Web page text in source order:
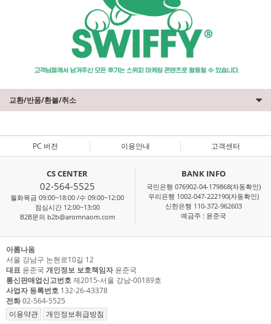
교환/반품/환불/취소
PC 버전 이용안내 고객센터
CS CENTER
02-564-5525
월화목금 09:00~18:00 /수 09:00~12:00
점심시간 12:00~13:00
B2B문의 b2b@aromnaom.com
BANK INFO
국민은행 076902-04-179868(자동확인)
우리은행 1002-047-222190(자동확인)
신한은행 110-372-962603
예금주 : 윤준국
아롬나옴
서울 강남구 논현로10길 12
대표 윤준국 개인정보 보호책임자윤준국
통신판매업신고번호제2015-서울 강남-00189호
사업자 등록번호 132-26-43378
전화02-564-5525
이용약관
개인정보취급방침